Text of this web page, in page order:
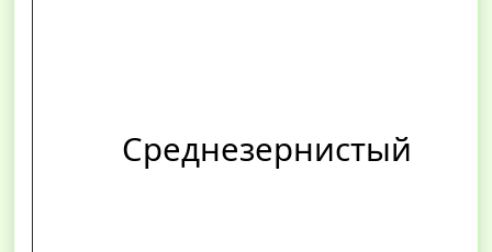
Среднезернистый